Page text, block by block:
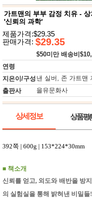
남성화
장품
미용제
품
전 주방가
전
활가전
건강가
전
주
방
명품식
기브랜
보관용
주방소
식
품
즉석가
공식품
쌀/잡곡/
면류
가트맨의 부부 감정 치유 -
'신뢰의 과학'
제품가격:$29.35
판매가격: $29.35
$50미만 배송비
연령
지은이/구성 낸 실버, 존 가트맨
출판사
을유문화사
상세정보 상품평
392쪽 | 600g | 153*224*30mm
■ 책소개
신뢰를 얻고, 외도와 배반을 방
의 실험실을 통해 밝혀낸 비밀들!